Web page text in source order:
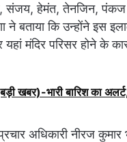
संजय, हेमंत, तेनजिन,
ने बताया कि उन्होंने
मंदिर परिसर होने के
खबर)-भारी बारिश का
प्रचार अधिकारी नीरज